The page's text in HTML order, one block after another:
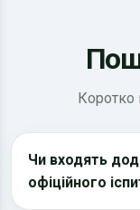
Коротко
Чи входять
офіційного